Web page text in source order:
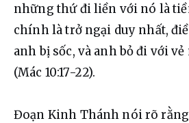
những thứ đi liền với nó là
chính là trở ngại duy nhất,
anh bị sốc, và anh bỏ đi với
(Mác 10:17-22).
Đoạn Kinh Thánh nói rõ rằng